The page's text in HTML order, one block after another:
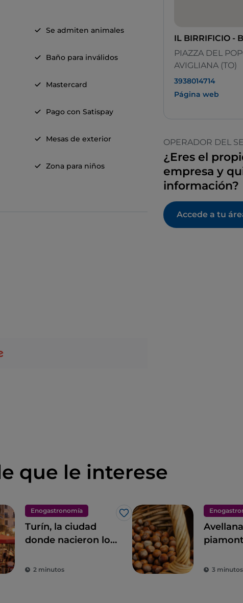
Se admiten animales
Baño para inválidos
Mastercard
Pago con Satispay
Mesas de exterior
Zona para niños
IL BIRRIFICIO -
PIAZZA DEL
AVIGLIANA (TO)
3938014714
Página web
OPERADOR DEL
¿Eres el
empresa y
información?
Accede a tu
que le interese
Enogastronomía
Me gusta
Turín, la ciudad
donde nacieron los
aperitivos y los
2 minutos 3 minutos